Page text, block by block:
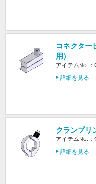
コネクター
用）
アイテムNo.：
詳細を見る
クランプリ
アイテムNo.：
詳細を見る